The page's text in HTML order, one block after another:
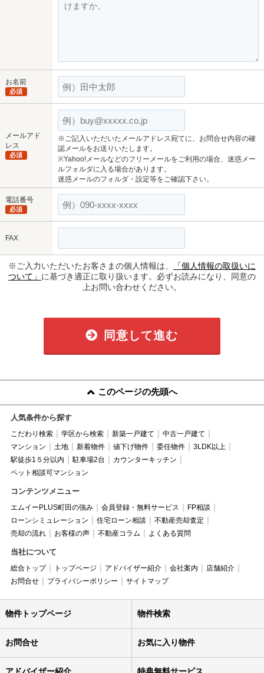
お名前
必須
メールアド
レス
必須
※ご記入いただいたメールアドレス宛てに、お問合せ内容の確
認メールをお送りいたします。
※Yahoo!メールなどのフリーメールをご利用の場合、迷惑メー
ルフォルダに入る場合があります。
迷惑メールのフォルダ・設定等をご確認下さい。
電話番号
必須
FAX
※ご入力いただいたお客さまの個人情報は、
「個人情報の取扱いに
ついて」 に基づき適正に取り扱います。必ずお読みになり、同意の
上お問い合わせください。
同意して進む
このページの先頭へ
人気条件から探す
こだわり検索 学区から検索 新築一戸建て
中古一戸建て
マンション
土地 新着物件 値下げ物件 委任物件
3LDK以上
駅徒歩1５分以内
駐車場2台
カウンターキッチン
ペット相談可マンション
コンテンツメニュー
エムイーPLUS町田の強み 会員登録・無料サービス
FP相談
ローンシミュレーション
住宅ローン相談
不動産売却査定
売却の流れ
お客様の声 不動産コラム よくある質問
当社について
総合トップ トップページ アドバイザー紹介 会社案内
店舗紹介
お問合せ
プライバシーポリシー サイトマップ
物件トップページ 物件検索
お問合せ お気に入り物件